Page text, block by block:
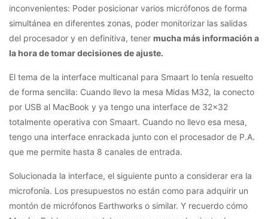
inconvenientes: Poder posicionar varios micrófonos de forma
simultánea en diferentes zonas, poder monitorizar las salidas
del procesador y en definitiva, tener mucha más información a
la hora de tomar decisiones de ajuste.
El tema de la interface multicanal para Smaart lo tenía resuelto
de forma sencilla: Cuando llevo la mesa Midas M32, la conecto
por USB al MacBook y ya tengo una interface de 32×32
totalmente operativa con Smaart. Cuando no llevo esa mesa,
tengo una interface enrackada junto con el procesador de P.A.
que me permite hasta 8 canales de entrada.
Solucionada la interface, el siguiente punto a considerar era la
microfonía. Los presupuestos no están como para adquirir un
montón de micrófonos Earthworks o similar. Y recuerdo cómo